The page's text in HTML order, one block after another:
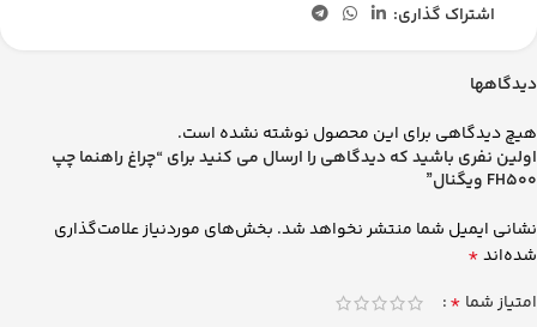
اشتراک گذاری:
دیدگاهها
هیچ دیدگاهی برای این محصول نوشته نشده است.
اولین نفری باشید که دیدگاهی را ارسال می کنید برای “چراغ راهنما چپ
FH500 ویگنال”
نشانی ایمیل شما منتشر نخواهد شد. بخش‌های موردنیاز علامت‌گذاری
شده‌اند*
امتیاز شما *